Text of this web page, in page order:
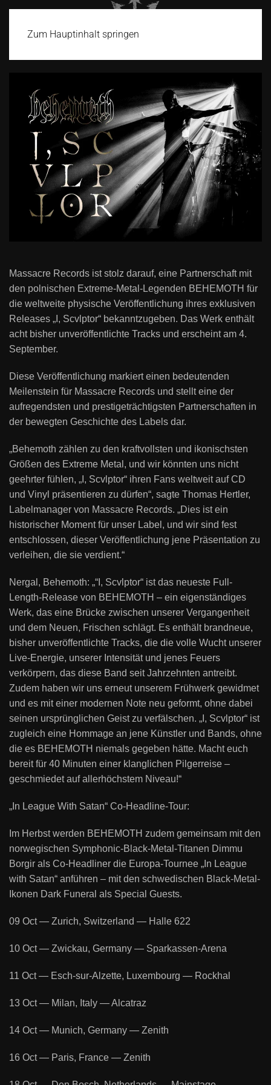
Zum Hauptinhalt springen
Massacre Records ist stolz darauf, eine Partnerschaft mit
den polnischen Extreme-Metal-Legenden BEHEMOTH für
die weltweite physische Veröffentlichung ihres exklusiven
Releases „I, Scvlptor“ bekanntzugeben. Das Werk enthält
acht bisher unveröffentlichte Tracks und erscheint am 4.
September.
Diese Veröffentlichung markiert einen bedeutenden
Meilenstein für Massacre Records und stellt eine der
aufregendsten und prestigeträchtigsten Partnerschaften in
der bewegten Geschichte des Labels dar.
„Behemoth zählen zu den kraftvollsten und ikonischsten
Größen des Extreme Metal, und wir könnten uns nicht
geehrter fühlen, „I, Scvlptor“ ihren Fans weltweit auf CD
und Vinyl präsentieren zu dürfen“, sagte Thomas Hertler,
Labelmanager von Massacre Records. „Dies ist ein
historischer Moment für unser Label, und wir sind fest
entschlossen, dieser Veröffentlichung jene Präsentation zu
verleihen, die sie verdient.“
Nergal, Behemoth: „“I, Scvlptor“ ist das neueste Full-
Length-Release von BEHEMOTH – ein eigenständiges
Werk, das eine Brücke zwischen unserer Vergangenheit
und dem Neuen, Frischen schlägt. Es enthält brandneue,
bisher unveröffentlichte Tracks, die die volle Wucht unserer
Live-Energie, unserer Intensität und jenes Feuers
verkörpern, das diese Band seit Jahrzehnten antreibt.
Zudem haben wir uns erneut unserem Frühwerk gewidmet
und es mit einer modernen Note neu geformt, ohne dabei
seinen ursprünglichen Geist zu verfälschen. „I, Scvlptor“ ist
zugleich eine Hommage an jene Künstler und Bands, ohne
die es BEHEMOTH niemals gegeben hätte. Macht euch
bereit für 40 Minuten einer klanglichen Pilgerreise –
geschmiedet auf allerhöchstem Niveau!“
„In League With Satan“ Co-Headline-Tour:
Im Herbst werden BEHEMOTH zudem gemeinsam mit den
norwegischen Symphonic-Black-Metal-Titanen Dimmu
Borgir als Co-Headliner die Europa-Tournee „In League
with Satan“ anführen – mit den schwedischen Black-Metal-
Ikonen Dark Funeral als Special Guests.
09 Oct — Zurich, Switzerland — Halle 622
10 Oct — Zwickau, Germany — Sparkassen-Arena
11 Oct — Esch-sur-Alzette, Luxembourg — Rockhal
13 Oct — Milan, Italy — Alcatraz
14 Oct — Munich, Germany — Zenith
16 Oct — Paris, France — Zenith